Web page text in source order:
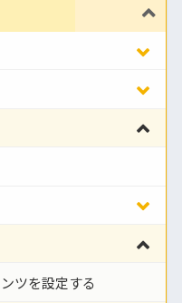
ツを設定する